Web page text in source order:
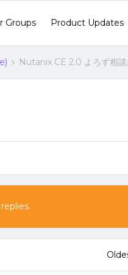
Groups Product Updates
Nutanix CE 2.0 よろず相談